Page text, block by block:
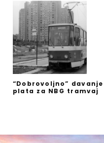
“Dobrovoljno” davanje
plata za NBG tramvaj